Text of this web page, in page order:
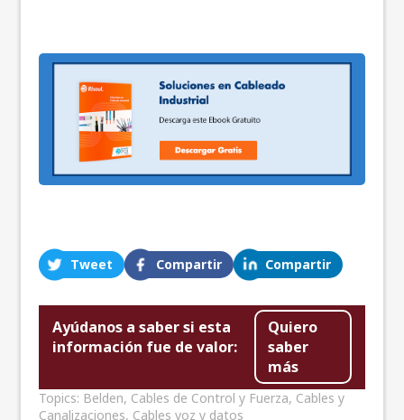
Tweet Compartir Compartir
Ayúdanos a saber si esta
información fue de valor:
Quiero
saber
más
Topics: Belden, Cables de Control y Fuerza, Cables y
Canalizaciones, Cables voz y datos